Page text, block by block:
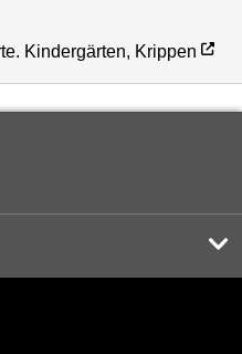
Kindergärten, Krippen